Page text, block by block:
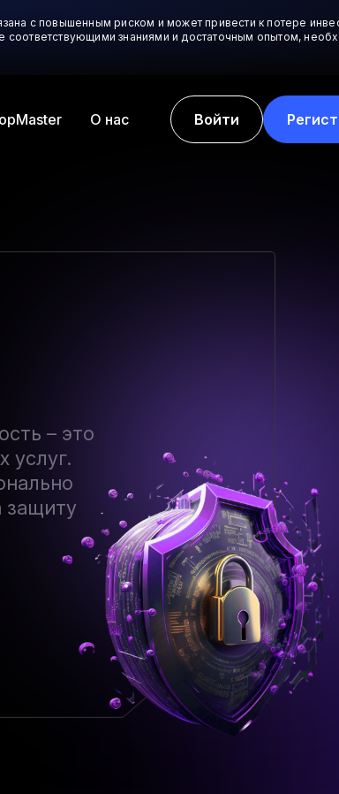
с повышенным риском и может привести к потере
соответствующими знаниями и достаточным опытом,
О нас Войти
– это
услуг.
защиту